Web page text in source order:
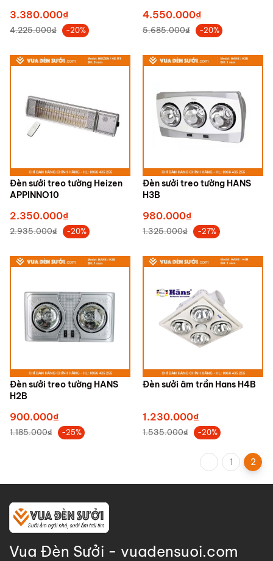
3.380.000₫
4.225.000₫ -20%
4.550.000₫
5.685.000₫ -20%
Đèn sưởi treo tường Heizen
APPINNO10
2.350.000₫
2.935.000₫ -20%
Đèn sưởi treo tường HANS
H3B
980.000₫
1.325.000₫ -27%
Đèn sưởi treo tường HANS
H2B
900.000₫
1.185.000₫ -25%
Đèn sưởi âm trần Hans H4B
1.230.000₫
1.535.000₫ -20%
1 2
Vua Đèn Sưởi - vuadensuoi.com